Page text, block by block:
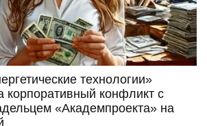
технологии»
корпоративный конфликт с
«Академпроекта» на